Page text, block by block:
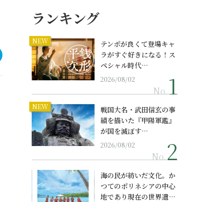
ランキング
NEW
テンポが良くて登場キャ
ラがすぐ好きになる！ス
ペシャル時代…
2026/08/02
No.
NEW
戦国大名・武田信玄の事
績を描いた『甲陽軍鑑』
が国を滅ぼす…
2026/08/02
No.
海の民が紡いだ文化。か
つてのポリネシアの中心
地であり現在の世界遺産